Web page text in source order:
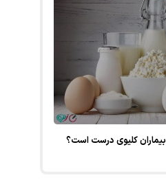
بیماران کلیوی درست است؟